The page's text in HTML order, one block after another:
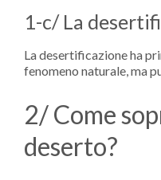
1-c/ La
La desertificazione ha
fenomeno naturale, ma
2/ Come
deserto?